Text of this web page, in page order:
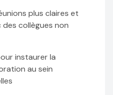
plus claires et
collègues non
instaurer la
au sein